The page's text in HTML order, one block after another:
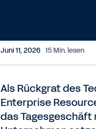
Juni 11, 2026 15 Min. lesen
Als Rückgrat des
Enterprise
das Tagesgeschäft